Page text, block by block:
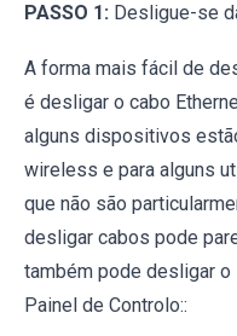
PASSO 1: Desligue-se
A forma mais fácil de
é desligar o cabo
alguns dispositivos
wireless e para alguns
que não são
desligar cabos pode
também pode desligar
Painel de Controlo::